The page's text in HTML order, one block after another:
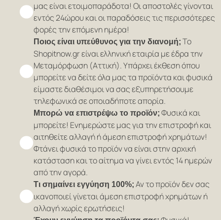
μας είναι ετοιμοπαράδοτα! Οι αποστολές γίνονται
εντός 24ώρου και οι παραδόσεις τις περισσότερες
φορές την επόμενη ημέρα!
Ποιος είναι υπεύθυνος για την διανομή; Το
Shopitnow.gr είναι ελληνική εταιρία με έδρα την
Μεταμόρφωση (Αττική). Υπάρχει έκθεση όπου
μπορείτε να δείτε όλα μας τα προϊόντα και φυσικά
είμαστε διαθέσιμοι να σας εξυπηρετήσουμε
τηλεφωνικά σε οποιαδήποτε απορία.
Μπορώ να επιστρέψω το προϊόν; Φυσικά και
μπορείτε! Ενημερώστε μας για την επιστροφή και
αιτηθείτε αλλαγή ή άμεση επιστροφή χρημάτων!
Φτάνει φυσικά το προϊόν να είναι στην αρχική
κατάσταση και το αίτημα να γίνει εντός 14 ημερών
από την αγορά.
Τι σημαίνει εγγύηση 100%; Αν το προϊόν δεν σας
ικανοποιεί γίνεται άμεση επιστροφή χρημάτων ή
αλλαγή χωρίς ερωτήσεις!